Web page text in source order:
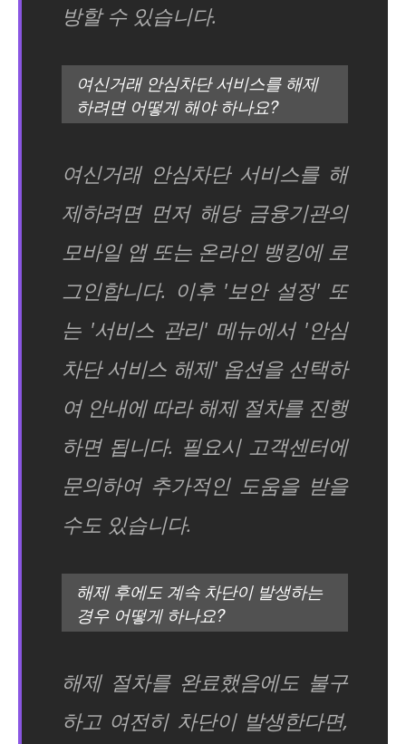
방할 수 있습니다.
여신거래 안심차단 서비스를 해제
하려면 어떻게 해야 하나요?
여신거래 안심차단 서비스를 해
제하려면 먼저 해당 금융기관의
모바일 앱 또는 온라인 뱅킹에 로
그인합니다. 이후 '보안 설정' 또
는 '서비스 관리' 메뉴에서 '안심
차단 서비스 해제' 옵션을 선택하
여 안내에 따라 해제 절차를 진행
하면 됩니다. 필요시 고객센터에
문의하여 추가적인 도움을 받을
수도 있습니다.
해제 후에도 계속 차단이 발생하는
경우 어떻게 하나요?
해제 절차를 완료했음에도 불구
하고 여전히 차단이 발생한다면,